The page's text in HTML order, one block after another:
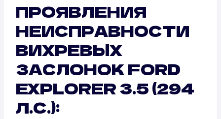
ПРОЯВЛЕНИЯ
НЕИСПРАВНОСТИ
ВИХРЕВЫХ
ЗАСЛОНОК FORD
EXPLORER 3.5 (294
Л.С.):